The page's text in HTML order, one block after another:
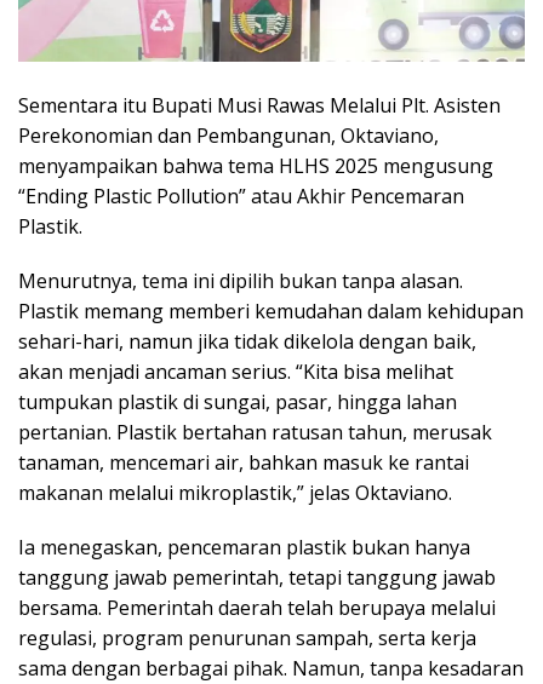
Sementara itu Bupati Musi Rawas Melalui Plt. Asisten
Perekonomian dan Pembangunan, Oktaviano,
menyampaikan bahwa tema HLHS 2025 mengusung
“Ending Plastic Pollution” atau Akhir Pencemaran
Plastik.
Menurutnya, tema ini dipilih bukan tanpa alasan.
Plastik memang memberi kemudahan dalam kehidupan
sehari-hari, namun jika tidak dikelola dengan baik,
akan menjadi ancaman serius. “Kita bisa melihat
tumpukan plastik di sungai, pasar, hingga lahan
pertanian. Plastik bertahan ratusan tahun, merusak
tanaman, mencemari air, bahkan masuk ke rantai
makanan melalui mikroplastik,” jelas Oktaviano.
Ia menegaskan, pencemaran plastik bukan hanya
tanggung jawab pemerintah, tetapi tanggung jawab
bersama. Pemerintah daerah telah berupaya melalui
regulasi, program penurunan sampah, serta kerja
sama dengan berbagai pihak. Namun, tanpa kesadaran